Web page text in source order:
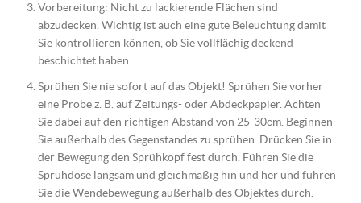
Vorbereitung: Nicht zu lackierende Flächen sind
abzudecken. Wichtig ist auch eine gute Beleuchtung damit
Sie kontrollieren können, ob Sie vollflächig deckend
beschichtet haben.
Sprühen Sie nie sofort auf das Objekt! Sprühen Sie vorher
eine Probe z. B. auf Zeitungs- oder Abdeckpapier. Achten
Sie dabei auf den richtigen Abstand von 25-30cm. Beginnen
Sie außerhalb des Gegenstandes zu sprühen. Drücken Sie in
der Bewegung den Sprühkopf fest durch. Führen Sie die
Sprühdose langsam und gleichmäßig hin und her und führen
Sie die Wendebewegung außerhalb des Objektes durch.